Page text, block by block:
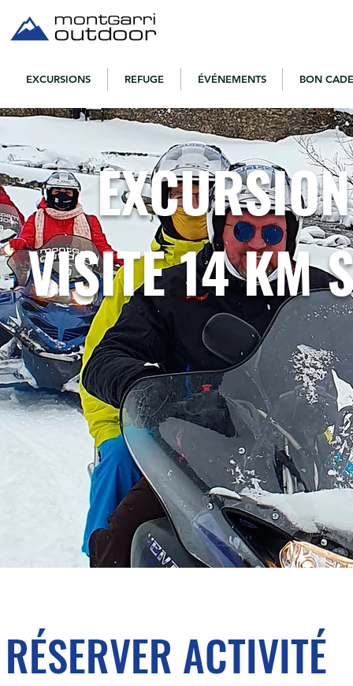
EXCURSIONS REFUGE ÉVÉNEMENTS BON
VISITE 14 KM
RÉSERVER ACTIVITÉ